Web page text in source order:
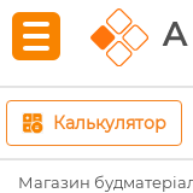
Калькулятор
Магазин